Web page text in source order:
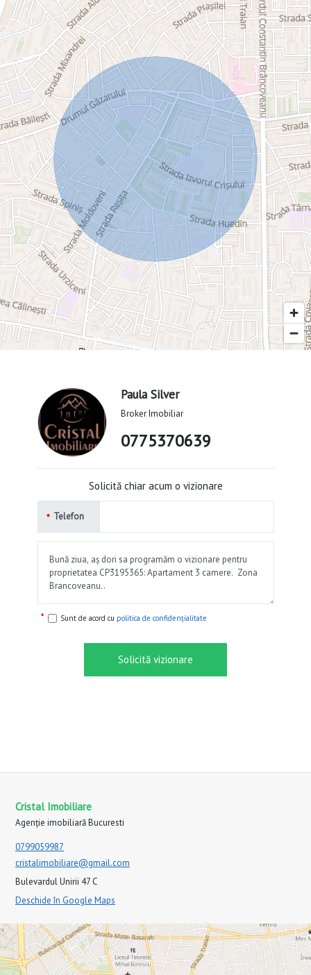
Paula Silver
Broker Imobiliar
0775370639
Solicită chiar acum o vizionare
Telefon
Sunt de acord cu politica de confidențialitate
Solicită vizionare
Cristal Imobiliare
Agenție imobiliară Bucuresti
0799059987
cristalimobiliare@gmail.com
Bulevardul Unirii 47 C
Deschide în Google Maps